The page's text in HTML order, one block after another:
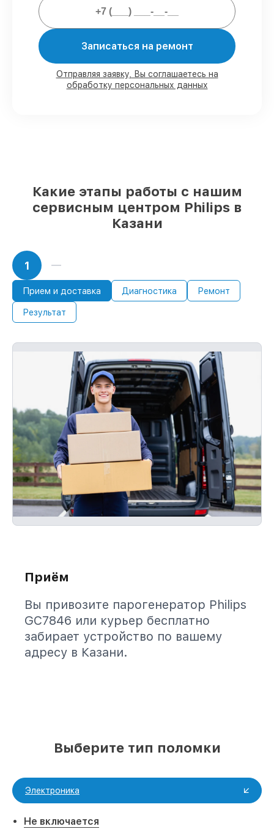
Мы гарантируем:
80%работ в присутствии заказчика
90%комплектующих для
парогенераторов на складе или
Записаться на ремонт
Отправляя заявку, Вы соглашаетесь на
обработку персональных данных
Какие этапы работы с нашим
сервисным центром Philips в
Казани
1
Прием и доставка Диагностика Ремонт
Результат
Приём
Вы привозите парогенератор Philips
GC7846 или курьер бесплатно
забирает устройство по вашему
адресу в Казани.
Выберите тип поломки
Электроника
Не включается